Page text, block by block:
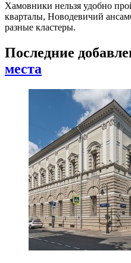
Хамовники нельзя удобно
кварталы, Новодевичий
разные кластеры.
Последние
места